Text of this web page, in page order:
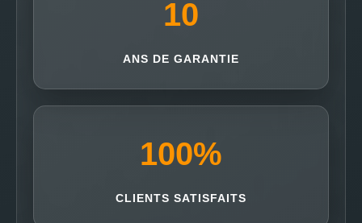
10
ANS DE GARANTIE
100%
CLIENTS SATISFAITS